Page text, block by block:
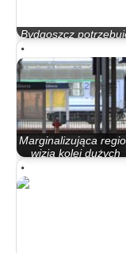
Bydgoszcz
Marginalizująca
wizja kolei dużych